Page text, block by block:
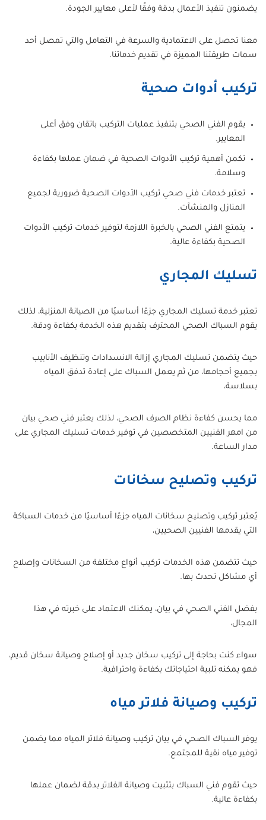
يضمنون تنفيذ الأعمال بدقة وفقًا لأعلى معايير الجودة.
معنا تحصل على الاعتمادية والسرعة في التعامل والتي تمصل أحد
سمات طريقتنا المميزة في تقديم خدماتنا.
تركيب أدوات صحية
يقوم الفني الصحي بتنفيذ عمليات التركيب باتقان وفق أعلى
المعايير.
تكمن أهمية تركيب الأدوات الصحية في ضمان عملها بكفاءة
وسلامة.
تعتبر خدمات فني صحي تركيب الأدوات الصحية ضرورية لجميع
المنازل والمنشآت.
يتمتع الفني الصحي بالخبرة اللازمة لتوفير خدمات تركيب الأدوات
الصحية بكفاءة عالية.
تسليك المجاري
تعتبر خدمة تسليك المجاري جزءًا أساسيًا من الصيانة المنزلية، لذلك
يقوم السباك الصحي المحترف بتقديم هذه الخدمة بكفاءة ودقة.
حيث يتضمن تسليك المجاري إزالة الانسدادات وتنظيف الأنابيب
بجميع أحجامها، من ثم يعمل السباك على إعادة تدفق المياه
بسلاسة،
مما يحسن كفاءة نظام الصرف الصحي، لذلك يعتبر فني صحي بيان
من امهر الفنيين المتخصصين في توفير خدمات تسليك المجاري على
مدار الساعة.
تركيب وتصليح سخانات
يُعتبر تركيب وتصليح سخانات المياه جزءًا أساسيًا من خدمات السباكة
التي يقدمها الفنيين الصحيين،
حيث تتضمن هذه الخدمات تركيب أنواع مختلفة من السخانات وإصلاح
أي مشاكل تحدث بها.
بفضل الفني الصحي في بيان، يمكنك الاعتماد على خبرته في هذا
المجال،
سواء كنت بحاجة إلى تركيب سخان جديد أو إصلاح وصيانة سخان قديم،
فهو يمكنه تلبية احتياجاتك بكفاءة واحترافية.
تركيب وصيانة فلاتر مياه
يوفر السباك الصحي في بيان تركيب وصيانة فلاتر المياه مما يضمن
توفير مياه نقية للمجتمع.
حيث تقوم فني السباك بتثبيت وصيانة الفلاتر بدقة لضمان عملها
بكفاءة عالية.